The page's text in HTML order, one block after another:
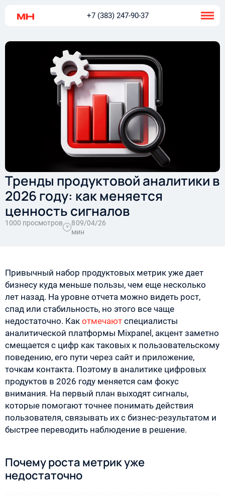
+7 (383) 247-90-37
Тренды продуктовой аналитики в
2026 году: как меняется
ценность сигналов
1000 просмотров
8
мин
09/04/26
Привычный набор продуктовых метрик уже дает
бизнесу куда меньше пользы, чем еще несколько
лет назад. На уровне отчета можно видеть рост,
спад или стабильность, но этого все чаще
недостаточно. Как отмечают специалисты
аналитической платформы Mixpanel, акцент заметно
смещается с цифр как таковых к пользовательскому
поведению, его пути через сайт и приложение,
точкам контакта. Поэтому в аналитике цифровых
продуктов в 2026 году меняется сам фокус
внимания. На первый план выходят сигналы,
которые помогают точнее понимать действия
пользователя, связывать их с бизнес-результатом и
быстрее переводить наблюдение в решение.
Почему роста метрик уже
недостаточно